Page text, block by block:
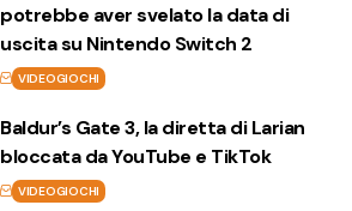
potrebbe aver svelato la data di
uscita su Nintendo Switch 2
VIDEOGIOCHI
Baldur’s Gate 3, la diretta di Larian
bloccata da YouTube e TikTok
VIDEOGIOCHI